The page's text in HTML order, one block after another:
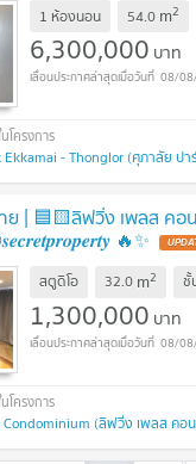
1 ห้องนอน 54.0 m2
6,300,000 บาท
08/
Ekkamai - Thonglor (ศุภาลัย ป
ย | 🟦🟨ลิฟวิ่ง เพลส คอ
🔥✨
สตูดิโอ 32.0 m2 ชั้
1,300,000 บาท
08/
(ลิฟวิ่ง เพลส คอน